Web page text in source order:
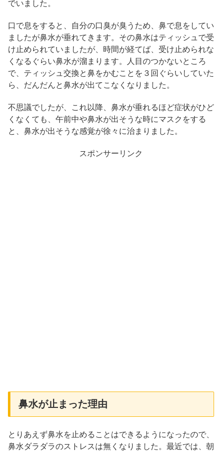
でいました。
口で息をすると、自分の口臭が臭うため、鼻で息をしてい
ましたが鼻水が垂れてきます。その鼻水はティッシュで受
け止められていましたが、時間が経てば、受け止められな
くなるぐらい鼻水が溜まります。人目のつかないところ
で、ティッシュ交換と鼻をかむことを３回ぐらいしていた
ら、だんだんと鼻水が出てこなくなりました。
不思議でしたが、これ以降、鼻水が垂れるほど症状がひど
くなくても、午前中や鼻水が出そうな時にマスクをする
と、鼻水が出そうな感覚が徐々に治まりました。
スポンサーリンク
鼻水が止まった理由
とりあえず鼻水を止めることはできるようになったので、
鼻水ダラダラのストレスは無くなりました。最近では、朝